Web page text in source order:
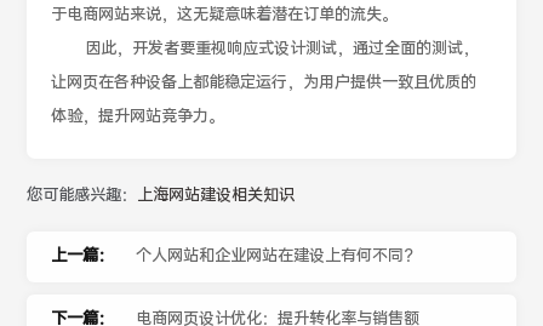
于电商网站来说，这无疑意味着潜在订单的流失。
因此，开发者要重视响应式设计测试，通过全面的测试，
让网页在各种设备上都能稳定运行，为用户提供一致且优质的
体验，提升网站竞争力。
您可能感兴趣： 上海网站建设相关知识
上一篇： 个人网站和企业网站在建设上有何不同？
下一篇： 电商网页设计优化：提升转化率与销售额